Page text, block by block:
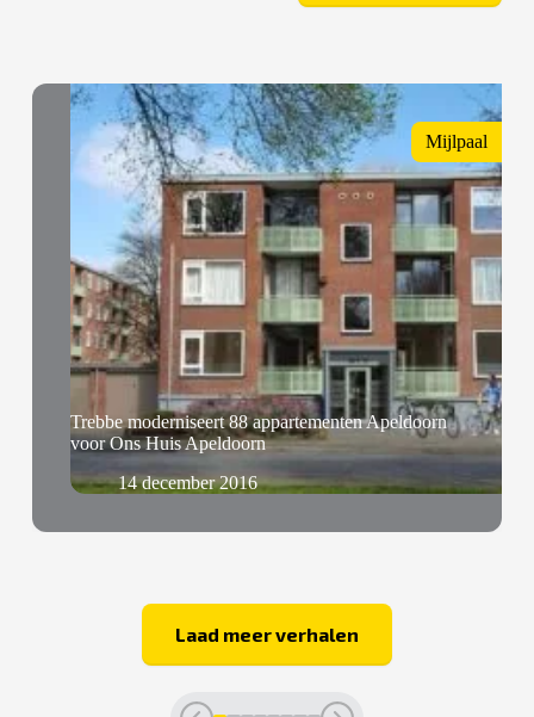
Mijlpaal
Trebbe moderniseert 88 appartementen Apeldoorn
voor Ons Huis Apeldoorn
14 december 2016
Laad meer verhalen